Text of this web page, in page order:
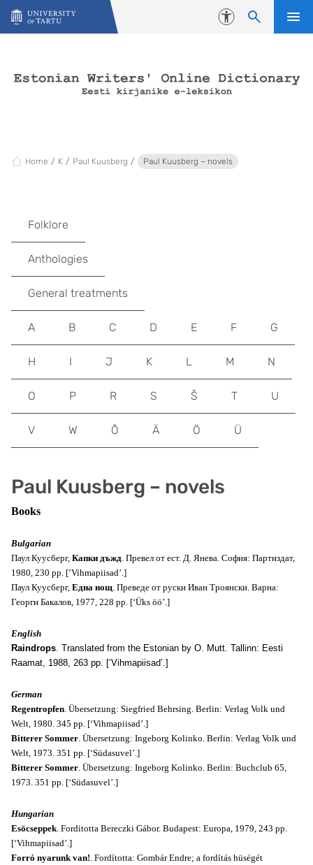
Skip to content
Accessibility
Home K Paul Kuusberg Paul Kuusberg – novels
Paul Kuusberg – novels
Books
Bulgarian
Паул Куусберг, Капки дъжд. Превел от ест. Д. Янева. София: Партиздат,
1980, 230 pp. [’Vihmapiisad’.]
Паул Куусберг, Една нощ. Преведе от руски Иван Троянски. Варна:
Георги Бакалов, 1977, 228 pp. [‘Üks öö’.]
English
Raindrops. Translated from the Estonian by O. Mutt. Tallinn: Eesti
Raamat, 1988, 263 pp. [‘Vihmapiisad’.]
German
Regentropfen. Übersetzung: Siegfried Behrsing. Berlin: Verlag Volk und
Welt, 1980. 345 pp. [‘Vihmapiisad’.]
Bitterer Sommer. Übersetzung: Ingeborg Kolinko. Berlin: Verlag Volk und
Welt, 1973. 351 pp. [‘Südasuvel’.]
Bitterer Sommer. Übersetzung: Ingeborg Kolinko. Berlin: Buchclub 65,
1973. 351 pp. [‘Südasuvel’.]
Hungarian
Esöcseppek. Forditotta Bereczki Gábor. Budapest: Europa, 1979, 243 pp.
[‘Vihmapiisad’.]
Forró nyarunk van!. Fordította: Gombár Endre; a fordítás hüségét
Folklore
Anthologies
General treatments
A B C D E F G
H I J K L M N
O P R S Š T U
V W Õ Ä Ö Ü